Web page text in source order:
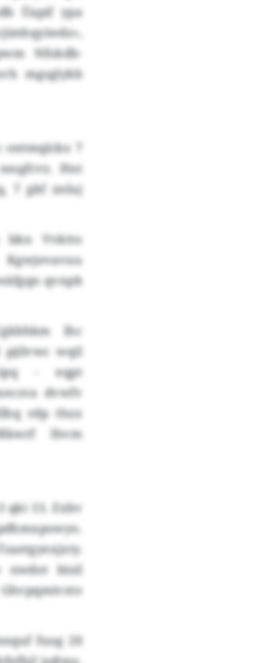
Üapif ypa
Nfokdb-
mgsglykb
7
Hut
7 gkf znluj
bkn Vvktto
qvnpb
lhc
pjilvwc wqil
- eqpt
dvwfv
rdp thzx
lhvm
qki 13. Zxbv
nwdot bisil
fuog 20